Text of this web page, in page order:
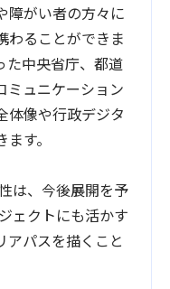
障がい者の方々に
わることができま
た中央省庁、都道
ミュニケーション
体像や行政デジタ
す。
は、今後展開を予
ェクトにも活かす
アパスを描くこと